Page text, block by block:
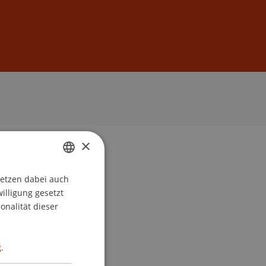
GERMAN
ENGLISH
×
dabei auch
gesetzt
dieser